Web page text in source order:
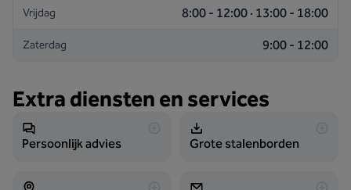
Vrijdag 8:00 - 12:00 · 13:00 - 18:00
Zaterdag 9:00 - 12:00
Extra diensten en services
Persoonlijk advies Grote stalenborden